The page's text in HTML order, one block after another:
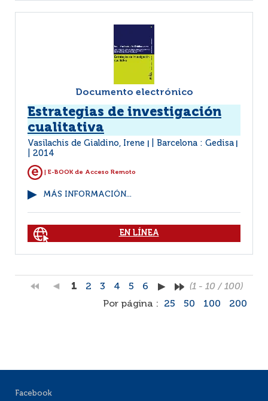
Documento electrónico
Estrategias de investigación
cualitativa
Vasilachis de Gialdino, Irene Barcelona : Gedisa
2014
| E-BOOK de Acceso Remoto
MÁS INFORMACIÓN...
EN LÍNEA
1 2 3 4 5 6
(1 - 10 / 100)
Por página :
25 50 100 200
Facebook